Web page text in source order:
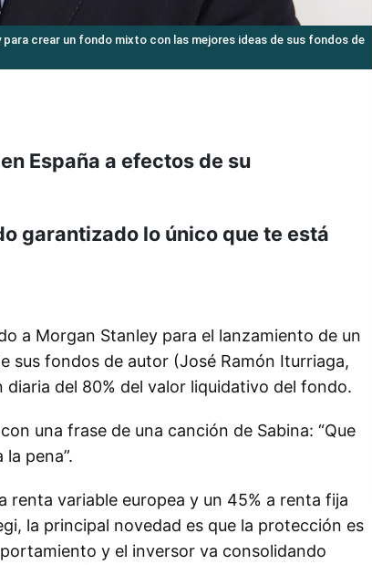
crear un fondo mixto con las mejores ideas de sus fondos de
España a efectos de su
garantizado lo único que te está
a Morgan Stanley para el lanzamiento de un
sus fondos de autor (José Ramón Iturriaga,
del 80% del valor liquidativo del fondo.
una frase de una canción de Sabina: “Que
pena”.
variable europea y un 45% a renta fija
la principal novedad es que la protección es
y el inversor va consolidando